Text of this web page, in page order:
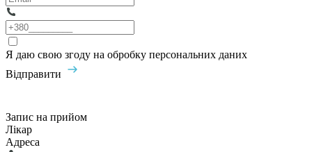
Я даю свою згоду на обробку персональних даних
Відправити
Запис на прийом
Лікар
Адреса